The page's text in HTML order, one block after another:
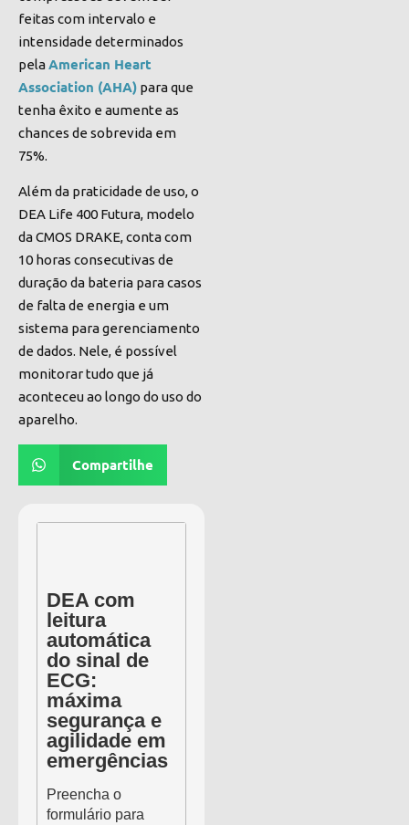
feitas com intervalo e
intensidade determinados
pelaAmerican Heart
Association (AHA) para que
tenha êxito e aumente as
chances de sobrevida em
75%.
Além da praticidade de uso, o
DEA Life 400 Futura, modelo
da CMOS DRAKE, conta com
10 horas consecutivas de
duração da bateria para casos
de falta de energia e um
sistema para gerenciamento
de dados. Nele, é possível
monitorar tudo que já
aconteceu ao longo do uso do
aparelho.
Compartilhe
DEA com
leitura
automática
do sinal de
ECG:
máxima
segurança e
agilidade em
emergências
Preencha o
formulário para